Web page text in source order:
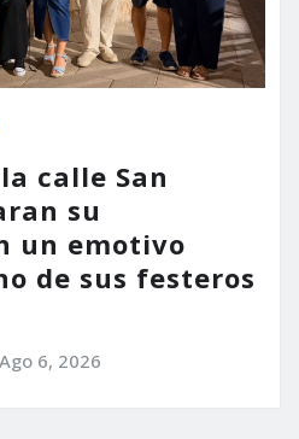
calle San
su
un emotivo
de sus festeros
Ago 6, 2026